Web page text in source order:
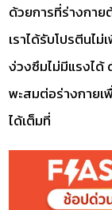
ด้วยการที่ร่างกาย
เราได้รับโปรตีนไ
ง่วงซึมไม่มีแรงได้
พะสมต่อร่างกายเ
ได้เต็มที่